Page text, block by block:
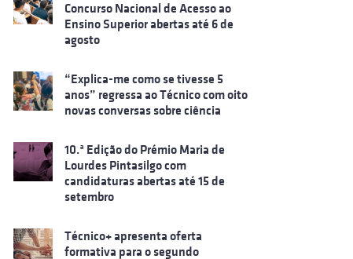
Concurso Nacional de Acesso ao
Ensino Superior abertas até 6 de
agosto
“Explica-me como se tivesse 5
anos” regressa ao Técnico com oito
novas conversas sobre ciência
10.ª Edição do Prémio Maria de
Lourdes Pintasilgo com
candidaturas abertas até 15 de
setembro
Técnico+ apresenta oferta
formativa para o segundo